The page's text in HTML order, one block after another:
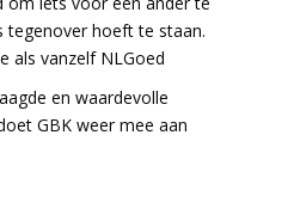
tegenover hoeft te staan.
als vanzelf NLGoed
en waardevolle
GBK weer mee aan